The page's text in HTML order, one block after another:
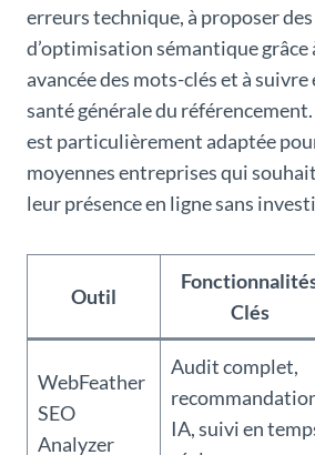
erreurs technique, à proposer
d’optimisation sémantique grâce
avancée des mots-clés et à suivre
santé générale du
est particulièrement adaptée
moyennes entreprises qui
leur présence en ligne sans
Outil
Clés
WebFeather
SEO
Analyzer
Audit complet,
IA, suivi en